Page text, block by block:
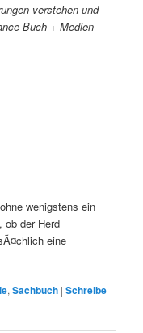
verstehen und
Buch + Medien
wenigstens ein
ob der Herd
eine
,Sachbuch |Schreibe